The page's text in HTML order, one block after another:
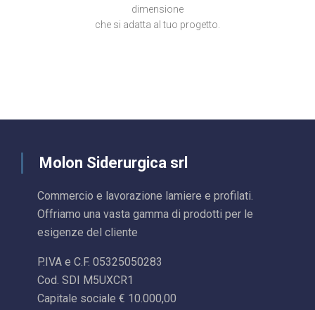
dimensione
che si adatta al tuo progetto.
Molon Siderurgica srl
Commercio e lavorazione lamiere e profilati.
Offriamo una vasta gamma di prodotti per le
esigenze del cliente
P.IVA e C.F. 05325050283
Cod. SDI M5UXCR1
Capitale sociale € 10.000,00